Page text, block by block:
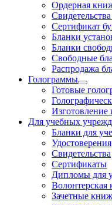
Ордерная
Сертификат
Бланки
Бланки
Свободные
Распродажа
Голограммы
Готовые
Изготовление
Для учебных
Бланки для
Удостоверения
Свидетельства
Сертификаты
Дипломы для
Волонтерская
Зачетные